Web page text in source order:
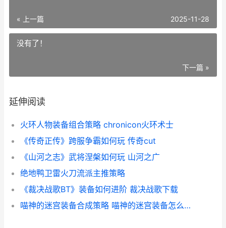
« 上一篇 2025-11-28
没有了！
下一篇 »
延伸阅读
火环人物装备组合策略 chronicon火环术士
《传奇正传》跨服争霸如何玩 传奇cut
《山河之志》武将涅槃如何玩 山河之广
绝地鸭卫雷火刀流派主推策略
《裁决战歌BT》装备如何进阶 裁决战歌下载
喵神的迷宫装备合成策略 喵神的迷宫装备怎么获得